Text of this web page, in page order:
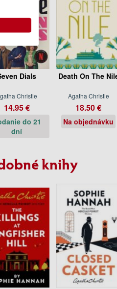
Dials
Christie
14.95 €
do 21
dní
Death On The
Agatha Christie
18.50 €
Na objednávku
knihy